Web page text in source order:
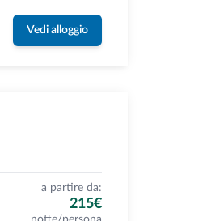
Vedi alloggio
a partire da:
215€